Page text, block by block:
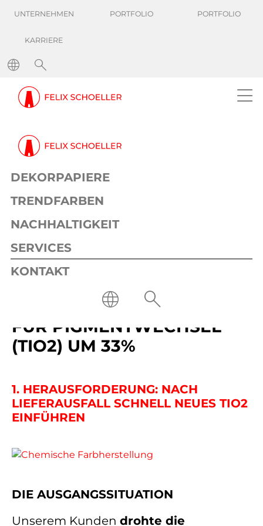
UNTERNEHMEN PORTFOLIO PORTFOLIO
KARRIERE
DEKORPAPIERE
TRENDFARBEN
NACHHALTIGKEIT
SERVICES
KONTAKT
Reduzierung der
Qualifikationszeit für
33%
Success Stories
Bereich: Prozess
USE CASE: REDUZIERUNG
DER QUALIFIKATIONSZEIT
FÜR PIGMENTWECHSEL
(TIO2) UM 33%
1. HERAUSFORDERUNG: NACH
LIEFERAUSFALL SCHNELL NEUES TIO2
EINFÜHREN
DIE AUSGANGSSITUATION
Unserem Kunden drohte die